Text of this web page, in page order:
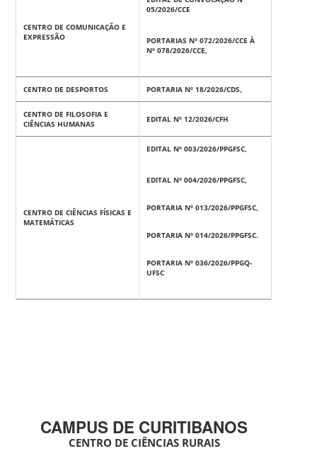
CENTRO DE COMUNICAÇÃO E
EXPRESSÃO
05/2026/CCE
PORTARIAS Nº 072/2026/CCE À
Nº 078/2026/CCE,
CENTRO DE DESPORTOS PORTARIA Nº 18/2026/CDS,
CENTRO DE FILOSOFIA E
CIÊNCIAS HUMANAS
EDITAL Nº 12/2026/CFH
CENTRO DE CIÊNCIAS FÍSICAS E
MATEMÁTICAS
EDITAL Nº 003/2026/PPGFSC,
EDITAL Nº 004/2026/PPGFSC,
PORTARIA Nº 013/2026/PPGFSC,
PORTARIA Nº 014/2026/PPGFSC.
PORTARIA Nº 036/2026/PPGQ-
UFSC
CAMPUS DE CURITIBANOS
CENTRO DE CIÊNCIAS RURAIS